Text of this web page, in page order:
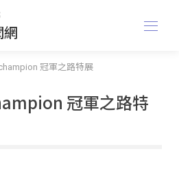
冠軍之路特展
冠軍之路特